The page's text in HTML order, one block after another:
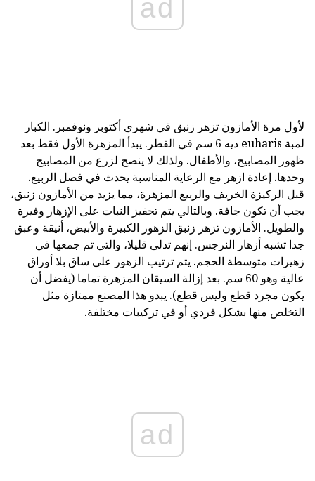
ad
لأول مرة الأمازون تزهر زنبق في شهري أكتوبر ونوفمبر. الكبار
لمبة euharis ديه 6 سم في القطر. يبدأ المزهرة الأول فقط بعد
ظهور المصابيح، والأطفال. ولذلك لا ينصح لزرع من المصابيح
وحدها. إعادة ازهر مع الرعاية المناسبة يحدث في فصل الربيع.
قبل الركيزة الخريف والربيع المزهرة، مما يزيد من الأمازون زنبق،
يجب أن تكون جافة. وبالتالي يتم تحفيز النبات على الإزهار وفيرة
والطويل. الأمازون تزهر زنبق الزهور الكبيرة والأبيض، أنيقة وعبق
جدا تشبه أزهار النرجس. إنهم تدلى قليلا، والتي تم جمعها في
زهيرات متوسطة الحجم. يتم ترتيب الزهور على ساق بلا أوراق
عالية وهو 60 سم. بعد إزالة السيقان المزهرة تماما (يفضل أن
يكون مجرد قطع وليس قطع). يبدو هذا المصنع ممتازة مثل
التخلص منها بشكل فردي أو في تركيبات مختلفة.
ad